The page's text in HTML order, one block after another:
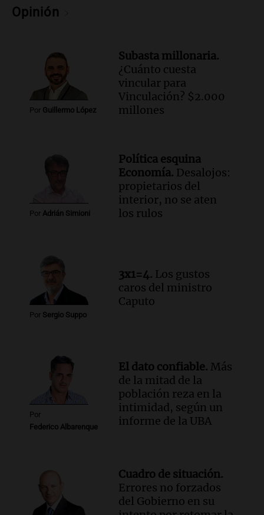
Audio.
sobre la muerte del kitesurfista en
Episodios
Audio.
José Roccuzzo, cortes de carne y
compras de Antonella: bromas en
Rosario.
compras de Antonella: bromas en
Rosario.
Viva la Radio Rosario
Episodios
Audio.Luciano Cáceres llega a Córdoba a
Amamos Argentina
Episodios
Opinión
Por Guillermo López
Subasta millonaria.
¿Cuánto cuesta
vincular para
Vinculación? $2.000
millones
Por Adrián Simioni
Política esquina
Economía. Desalojos:
propietarios del
interior, no se aten
los rulos
Por Sergio Suppo
3x1=4. Los gustos
caros del ministro
Caputo
Por
Federico Albarenque
El dato confiable. Más
de la mitad de la
población reza en la
intimidad, según un
informe de la UBA
Cuadro de situación.
Errores no forzados
del Gobierno en su